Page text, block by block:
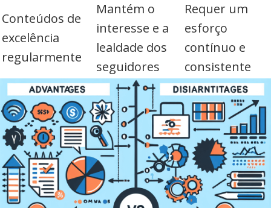
Conteúdos de
excelência
regularmente
Mantém o
interesse e a
lealdade dos
seguidores
Requer um
esforço
contínuo e
consistente